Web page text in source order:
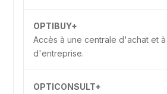
OPTIBUY+
Accès à une centrale d'achat et
d'entreprise.
OPTICONSULT+